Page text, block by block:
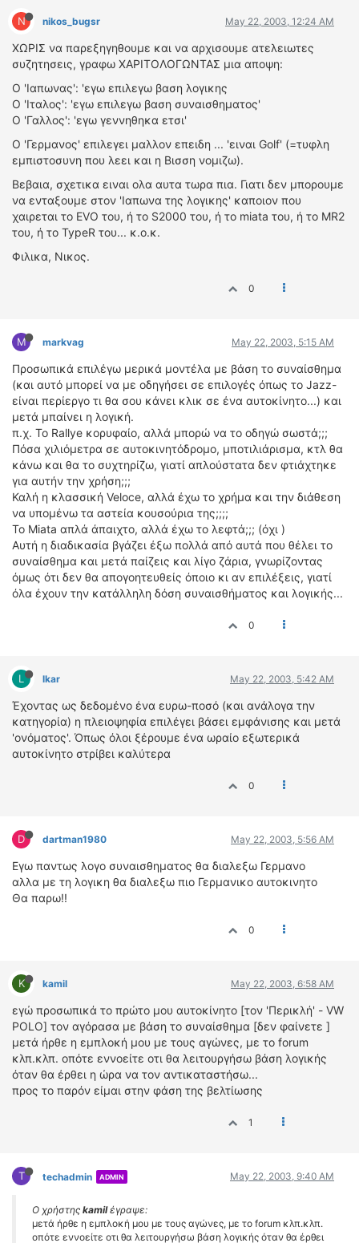
N nikos_bugsr May 22, 2003, 12:24 AM
ΧΩΡΙΣ να παρεξηγηθουμε και να αρχισουμε ατελειωτες
συζητησεις, γραφω ΧΑΡΙΤΟΛΟΓΩΝΤΑΣ μια αποψη:
Ο 'Ιαπωνας': 'εγω επιλεγω βαση λογικης
Ο 'Ιταλος': 'εγω επιλεγω βαση συναισθηματος'
Ο 'Γαλλος': 'εγω γεννηθηκα ετσι'
O 'Γερμανος' επιλεγει μαλλον επειδη ... 'ειναι Golf' (=τυφλη
εμπιστοσυνη που λεει και η Βισση νομιζω).
Βεβαια, σχετικα ειναι ολα αυτα τωρα πια. Γιατι δεν μπορουμε
να ενταξουμε στον 'Ιαπωνα της λογικης' καποιον που
χαιρεται το EVO του, ή το S2000 του, ή το miata του, ή το MR2
του, ή το TypeR του... κ.ο.κ.
Φιλικα, Νικος.
0
M markvag May 22, 2003, 5:15 AM
Προσωπικά επιλέγω μερικά μοντέλα με βάση το συναίσθημα
(και αυτό μπορεί να με οδηγήσει σε επιλογές όπως το Jazz-
είναι περίεργο τι θα σου κάνει κλικ σε ένα αυτοκίνητο...) και
μετά μπαίνει η λογική.
π.χ. Το Rallye κορυφαίο, αλλά μπορώ να το οδηγώ σωστά;;;
Πόσα χιλιόμετρα σε αυτοκινητόδρομο, μποτιλιάρισμα, κτλ θα
κάνω και θα το συχτηρίζω, γιατί απλούστατα δεν φτιάχτηκε
για αυτήν την χρήση;;;
Καλή η κλασσική Veloce, αλλά έχω το χρήμα και την διάθεση
να υπομένω τα αστεία κουσούρια της;;;;
Το Miata απλά άπαιχτο, αλλά έχω το λεφτά;;; (όχι )
Αυτή η διαδικασία βγάζει έξω πολλά από αυτά που θέλει το
συναίσθημα και μετά παίζεις και λίγο ζάρια, γνωρίζοντας
όμως ότι δεν θα απογοητευθείς όποιο κι αν επιλέξεις, γιατί
όλα έχουν την κατάλληλη δόση συναισθήματος και λογικής...
0
L lkar May 22, 2003, 5:42 AM
Έχοντας ως δεδομένο ένα ευρω-ποσό (και ανάλογα την
κατηγορία) η πλειοψηφία επιλέγει βάσει εμφάνισης και μετά
'ονόματος'. Όπως όλοι ξέρουμε ένα ωραίο εξωτερικά
αυτοκίνητο στρίβει καλύτερα
0
D dartman1980 May 22, 2003, 5:56 AM
Εγω παντως λογο συναισθηματος θα διαλεξω Γερμανο
αλλα με τη λογικη θα διαλεξω πιο Γερμανικο αυτοκινητο
Θα παρω!!
0
K kamil May 22, 2003, 6:58 AM
εγώ προσωπικά το πρώτο μου αυτοκίνητο [τον 'Περικλή' - VW
POLO] τον αγόρασα με βάση το συναίσθημα [δεν φαίνετε ]
μετά ήρθε η εμπλοκή μου με τους αγώνες, με το forum
κλπ.κλπ. οπότε εννοείτε οτι θα λειτουργήσω βάση λογικής
όταν θα έρθει η ώρα να τον αντικαταστήσω...
προς το παρόν είμαι στην φάση της βελτίωσης
1
T techadmin ADMIN May 22, 2003, 9:40 AM
Ο χρήστης kamilέγραψε:
μετά ήρθε η εμπλοκή μου με τους αγώνες, με το forum κλπ.κλπ.
οπότε εννοείτε οτι θα λειτουργήσω βάση λογικής όταν θα έρθει